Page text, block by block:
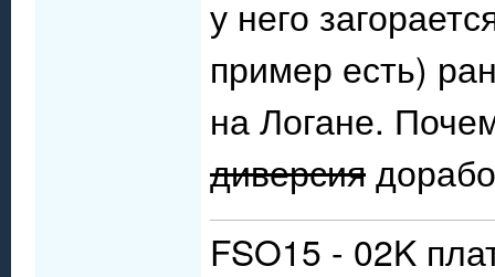
у него
пример есть)
на Логане.
диверсия
FSO15 - 02K